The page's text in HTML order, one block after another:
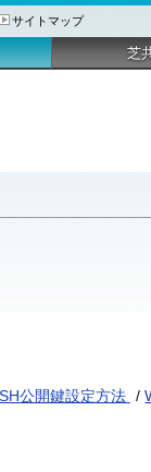
サイトマップ
公開鍵設定方法 /
芝